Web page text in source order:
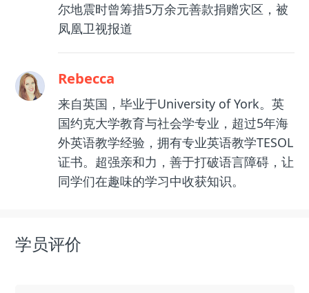
尔地震时曾筹措5万余元善款捐赠灾区，被
凤凰卫视报道
Rebecca
来自英国，毕业于University of York。英
国约克大学教育与社会学专业，超过5年海
外英语教学经验，拥有专业英语教学TESOL
证书。超强亲和力，善于打破语言障碍，让
同学们在趣味的学习中收获知识。
学员评价